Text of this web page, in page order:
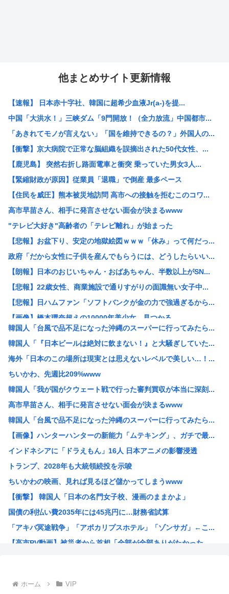
他まとめサイト更新情報
【速報】 日本赤十字社、韓国に超希少血液Jr(a-)を提...
中国「大洪水！」三峡ダム「9門開放！（全力放流」中国都市...
「あきれてモノが言えない」「国を維持できるの？」外国人の...
【衝撃】京大病院で正常な脳組織を誤摘出された50代女性、...
【鹿児島】 突然右折し路面電車と衝突 乗っていた男女3人...
【緊縮財政が原因】従業員「退職」で倒産 最多ペース
【住民を威圧】熊本被災地訪問 高市への接触を拒むこのコワ...
高市早苗さん、相手に発言させない面会が決まるwww
"テレビ大好き"高齢者の「テレビ離れ」が始まった
【悲報】お盆下り、安定の地獄絵図ｗｗｗ「休み」って何だっ...
政府「だから女性に子供を産んでもらうには、どうしたらいい...
【朗報】日本のおじいちゃん・おばあちゃん、半数以上がSN...
【悲報】22歳女性、商業施設で通りすがりの面識無い女子中...
【悲報】日ハムファン「ソフトバンクが金の力で強過ぎるから...
【画像】橋本環奈超えの10000年美少女、見つかる
シカ「全部喰った」 祭り中止 | シカたない
国連事務総長「お金がありません。このままでは国連が完全崩...
「非常に残念」高市総理と面会決定も…発言不可、握手のみ ...
大阪の花火大会、民度がレベチwww
［社説］永住厳格化で外国人の定着意欲をそぐな
KーPOPアイドル、「BABYMONSTER」「ILLI...
【画像】久保πボインボイン
ドイツ、猛暑による死者が9600人に
【NASA開発】3,980円の冷感ポンチョ、-15℃の謳...
【悲報】わいの婚約者の実家、キチゲエすぎて破談寸前
【イオンモール熊本】 一転して話が変わってくる「従業員の...
人んちで宅飲みワイ「ゴムある？」家主の女さん「はぁ？！」...
世界のケイスケ・ホンダ「ラーメン700円は安すぎる！20...
【悲報】人気アニメ「メイドインアビス」、主題歌にVTub...
韓国人「台風で品不足になった沖縄のスーパーに行ってみたら...
韓国人「『日本ビールは絶対に飲まない！』と大騒ぎしていた...
海外「日本のこの場所は現実とは思えないレベルで美しい…！...
ちいかわ、先週比209%www
韓国人「我が国がクウェート戦で行った審判買収が本当に深刻...
高市早苗さん、相手に発言させない面会が決まるwww
韓国人「台風で品不足になった沖縄のスーパーに行ってみたら...
【画像】ハンターハンターの新能力「ムテキング」、ガチで最...
インドネシアに「ドラえもん」16人 日本アニメの影響浸透
トランプ、2028年も大統領続投を示唆
ちいかわの映画、見れば見るほど儲かってしまうwww
【衝撃】 韓国人「日本の名門女子校、漫画のままかよ」
国債の利払い費2035年には45兆円に…財務省試算
「アキバ冥途戦争」「アポカリプスホテル」「ゾンサガ」←こ...
【高市PV動画】被災者から首相「全部が全部ありがたかった...
韓国人「日本メディアが2002年ワールドカップ韓国準決勝...
ホーム VIP